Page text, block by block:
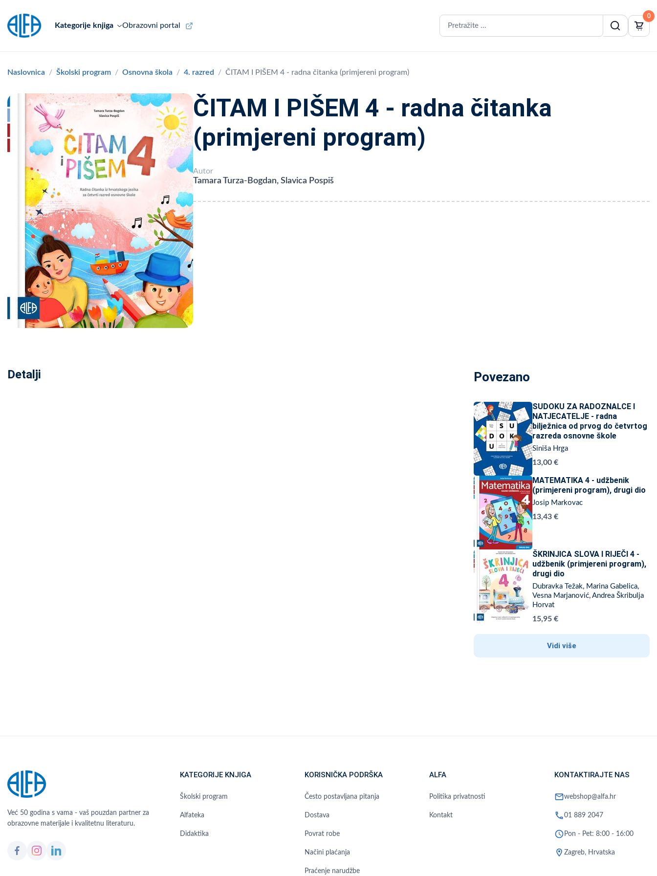
Kategorije knjiga Obrazovni portal
0
Naslovnica Školski program Osnovna škola 4. razred ČITAM I PIŠEM 4 - radna čitanka (primjereni program)
ČITAM I PIŠEM 4 - radna čitanka
(primjereni program)
Autor
Tamara Turza-Bogdan, Slavica Pospiš
Detalji Povezano
SUDOKU ZA RADOZNALCE I
NATJECATELJE - radna
bilježnica od prvog do četvrtog
razreda osnovne škole
Siniša Hrga
13,00 €
MATEMATIKA 4 - udžbenik
(primjereni program), drugi dio
Josip Markovac
13,43 €
ŠKRINJICA SLOVA I RIJEČI 4 -
udžbenik (primjereni program),
drugi dio
Dubravka Težak, Marina Gabelica,
Vesna Marjanović, Andrea Škribulja
Horvat
15,95 €
Vidi više
Već 50 godina s vama - vaš pouzdan partner za
obrazovne materijale i kvalitetnu literaturu.
KATEGORIJE KNJIGA
Školski program
Alfateka
Didaktika
KORISNIČKA PODRŠKA
Često postavljana pitanja
Dostava
Povrat robe
Načini plaćanja
Praćenje narudžbe
ALFA
Politika privatnosti
Kontakt
KONTAKTIRAJTE NAS
mailwebshop@alfa.hr
phone01 889 2047
schedule Pon - Pet: 8:00 - 16:00
location_on Zagreb, Hrvatska